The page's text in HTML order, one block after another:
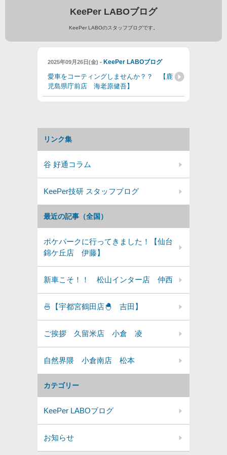
KeePer LABOブログ
KeePer LABOのスタッフブログです。
2025年09月26日(金) - KeePer LABOブログ
愛車をコーティングしませんか？？ 【鹿
児島県庁前店 海老原健吾】
カテゴリー
KeePer LABOブログ
お知らせ
最近の記事（全国）
ポケパークに行ってきました！【仙台
錦ケ丘店 伊藤】
新車こそ！！ 松山インター店 仲西
🍜【宇都宮鶴田店🐣 吉田】
ご挨拶 久留米店 小倉 凌
自然界隈 小倉南店 松本
リンク集
谷 好通コラム
KeePer技研 スタッフブログ